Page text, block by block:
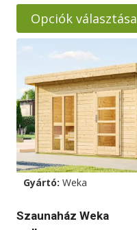
Opciók választása
Ennek
terméknek
több
variációja
van.
A
változatok
termékoldalon
választhatók
Gyártó: Weka
Szaunaház Weka